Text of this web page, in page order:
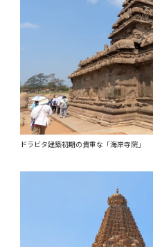
ドラビタ建築初期の貴重な「海岸寺院」